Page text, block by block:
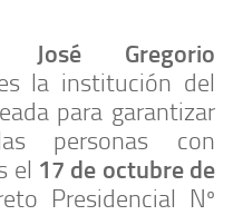
José Gregorio
la institución del
para garantizar
personas con
el 17 de octubre de
Presidencial Nº